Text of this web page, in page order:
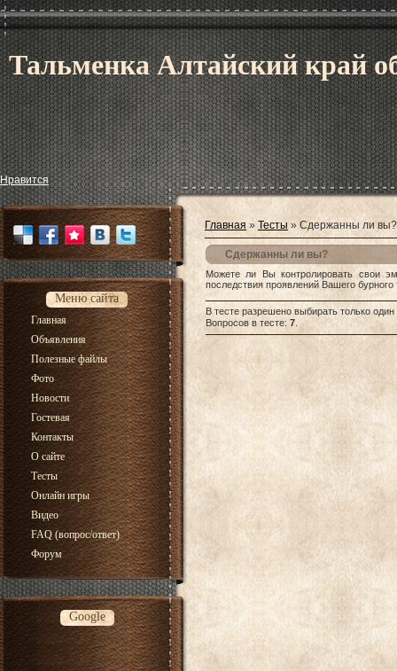
Тальменка Алтайский край
Нравится
Меню сайта
Главная
Объявления
Полезные файлы
Фото
Новости
Гостевая
Контакты
О сайте
Тесты
Онлайн игры
Видео
FAQ (вопрос/ответ)
Форум
Google
Главная » Тесты » Сдержанны ли вы?
Сдержанны ли вы?
Можете ли Вы контролировать свои
последствия проявлений Вашего
В тесте разрешено выбирать только один
Вопросов в тесте: 7